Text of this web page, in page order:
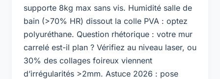
supporte 8kg max sans vis. Humidité salle de
bain (>70% HR) dissout la colle PVA : optez
polyuréthane. Question rhétorique : votre mur
carrelé est-il plan ? Vérifiez au niveau laser, ou
30% des collages foireux viennent
d’irrégularités >2mm. Astuce 2026 : pose